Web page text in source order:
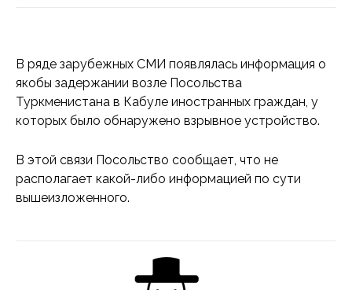
В ряде зарубежных СМИ появлялась информация о
якобы задержании возле Посольства
Туркменистана в Кабуле иностранных граждан, у
которых было обнаружено взрывное устройство.
В этой связи Посольство сообщает, что не
располагает какой-либо информацией по сути
вышеизложенного.